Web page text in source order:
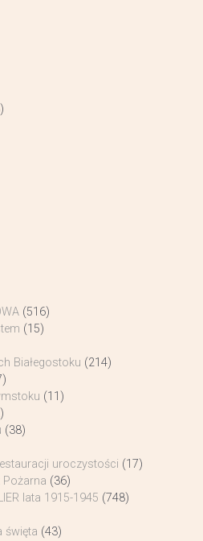
(516)
(15)
Białegostoku (214)
(11)
(38)
uroczystości (17)
(36)
lata 1915-1945 (748)
święta (43)